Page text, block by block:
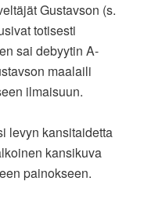
Gustavson (s.
totisesti
sai debyytin A-
maalaili
ilmaisuun.
levyn kansitaidetta
kansikuva
painokseen.